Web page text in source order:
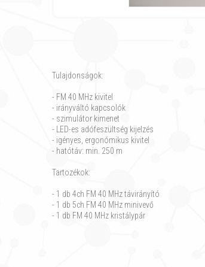
Tulajdonságok:
- FM 40 MHz kivitel
- irányváltó kapcsolók
- szimulátor kimenet
- LED-es adófeszültség kijelzés
- igényes, ergonómikus kivitel
- hatótáv: min. 250 m
Tartozékok:
- 1 db 4ch FM 40 MHz távirányító
- 1 db 5ch FM 40 MHz minivevő
- 1 db FM 40 MHz kristálypár